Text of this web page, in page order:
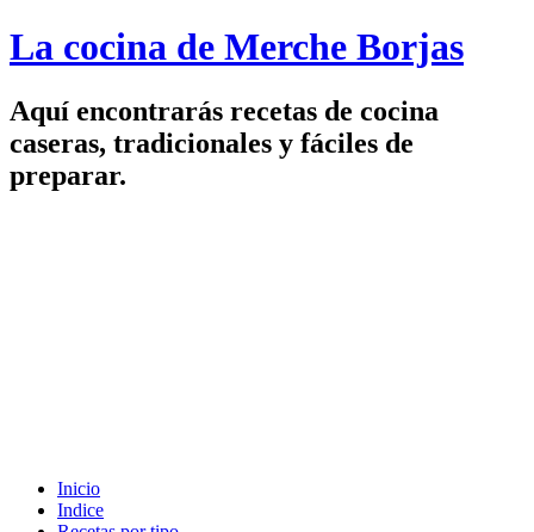
La cocina de Merche Borjas
Aquí encontrarás recetas de cocina
caseras, tradicionales y fáciles de
preparar.
Inicio
Indice